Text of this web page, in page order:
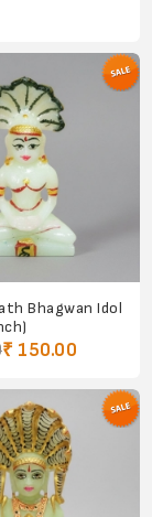
Bhagwan Idol
₹ 150.00